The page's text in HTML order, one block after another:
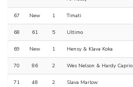
67 New 1 Timati
68 61 5 Ultimo
69 New 1 Hensy & Klava Koka
70 86 2 Wes Nelson & Hardy Caprio
71 48 2 Slava Marlow